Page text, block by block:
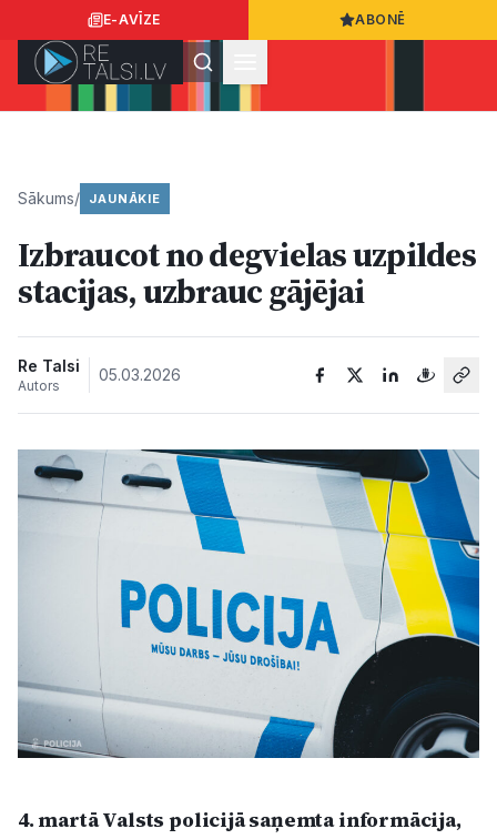
E-AVĪZE ABONĒ
Ziņas
Sports
Kultūra
Bizness
Video
Vieta
Sākums/ JAUNĀKIE
Izbraucot no degvielas uzpildes
stacijas, uzbrauc gājējai
Re Talsi
Autors
05.03.2026
4. martā Valsts policijā saņemta informācija,